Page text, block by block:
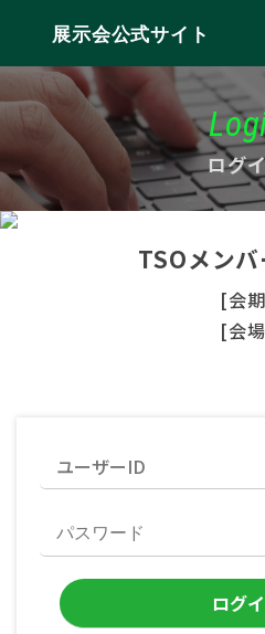
展示会公式サイト
ログ
TSOメン
[会
[会